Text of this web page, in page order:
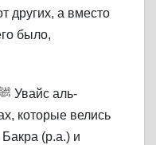
других, а вместо
было,
которые велись
(р.а.) и